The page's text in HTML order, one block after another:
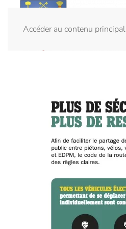
Accéder au contenu principal